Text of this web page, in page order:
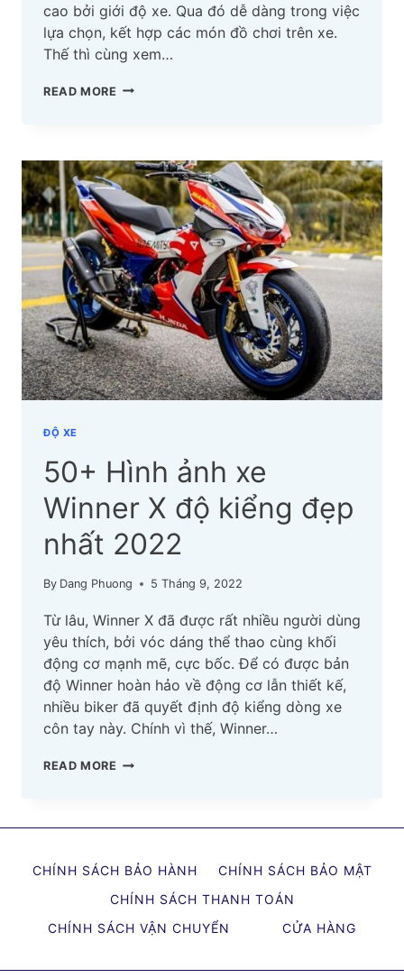
cao bởi giới độ xe. Qua đó dễ dàng trong việc
lựa chọn, kết hợp các món đồ chơi trên xe.
Thế thì cùng xem…
READ MORE TOP
XE
WINNER
X
ĐỘ
ĐẸP
DÂN
CHƠI
THÍCH
NHẤT
2024
ĐỘ XE
50+ Hình ảnh xe
Winner X độ kiểng đẹp
nhất 2022
By Dang Phuong 5 Tháng 9, 2022
Từ lâu, Winner X đã được rất nhiều người dùng
yêu thích, bởi vóc dáng thể thao cùng khối
động cơ mạnh mẽ, cực bốc. Để có được bản
độ Winner hoàn hảo về động cơ lẫn thiết kế,
nhiều biker đã quyết định độ kiểng dòng xe
côn tay này. Chính vì thế, Winner…
READ MORE 50+
XE
X
ĐỘ
ĐẸP
CHÍNH SÁCH BẢO HÀNH
CHÍNH SÁCH BẢO MẬT
CHÍNH SÁCH THANH TOÁN
CHÍNH SÁCH VẬN CHUYỂN
CỬA HÀNG